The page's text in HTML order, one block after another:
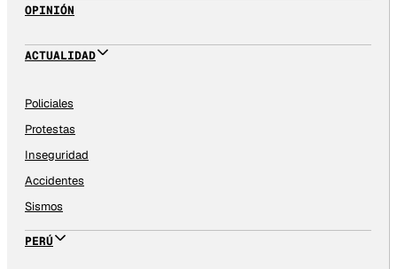
OPINIÓN
ACTUALIDAD
Policiales
Protestas
Inseguridad
Accidentes
Sismos
PERÚ